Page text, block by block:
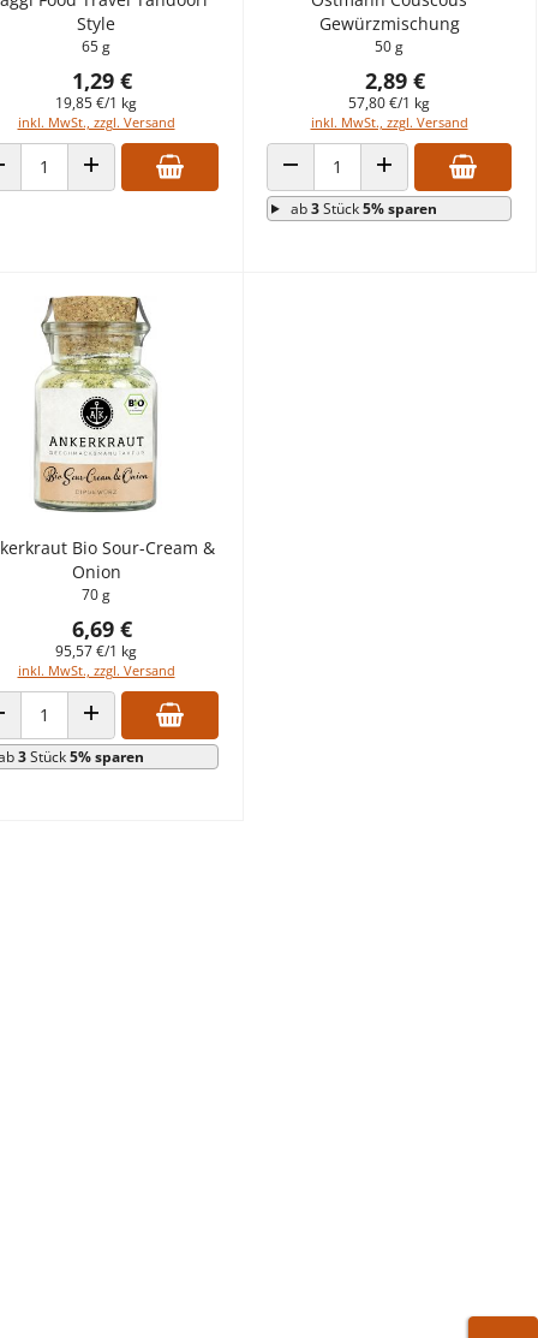
Style
65 g
1,29 €
19,85 €/1 kg
inkl. MwSt., zzgl. Versand
VERRINGERN
ANZAHL ERHÖHEN
Gewürzmischung
50 g
2,89 €
57,80 €/1 kg
inkl. MwSt., zzgl. Versand
ANZAHL VERRINGERNANZAHL ERHÖHEN
ab3Stück5% sparen
Bio Sour-Cream &
Onion
70 g
6,69 €
95,57 €/1 kg
inkl. MwSt., zzgl. Versand
VERRINGERN
ANZAHL ERHÖHEN
3Stück5% sparen